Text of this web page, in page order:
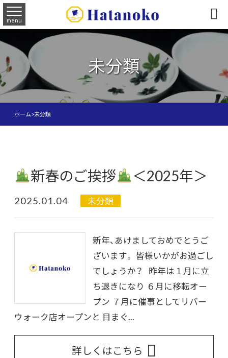
menu 
未分類
ホーム>未分類
新春のご挨拶 ＜2025年＞
2025.01.04 未分類
新年、あけましておめでとうご
ざいます。 皆様いかがお過ごし
でしょうか？ 昨年は１月に立
ち退きになり ６月に移転オー
プン ７月に催事としてリバー
ウォーク店オープンと 目まぐ...
詳しくはこちら